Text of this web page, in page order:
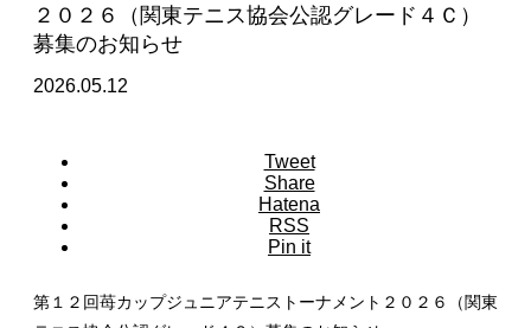
２０２６（関東テニス協会公認グレード４Ｃ）
募集のお知らせ
2026.05.12
Tweet
Share
Hatena
RSS
Pin it
第１２回苺カップジュニアテニストーナメント２０２６（関東